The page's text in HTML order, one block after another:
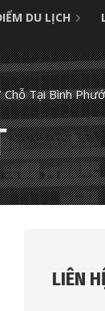
DU LỊCH
Tại Bình
LIÊN